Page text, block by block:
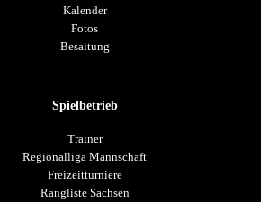
Kalender
Fotos
Besaitung
Spielbetrieb
Trainer
Regionalliga Mannschaft
Freizeitturniere
Rangliste Sachsen